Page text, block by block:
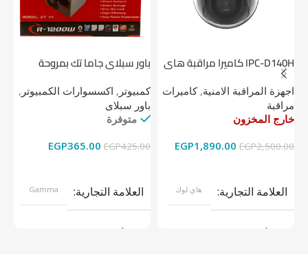
IPC-D140H كاميرا مراقبة هاى
لوك داخلية 4 ميجا
اجهزة المراقبة الامنية,كاميرات
مراقبة
خارج المخزون
EGP2,500.00
EGP1,890.00
العلامة التجارية هاي لوك
موديل
باور سبلاي جاما تك بمروحة
كمبيوتر , اكسسوارات الكمبيوتر ,
باور سبلاى
متوفرة
EGP425.00
EGP365.00
العلامة التجارية Gamma
موديل